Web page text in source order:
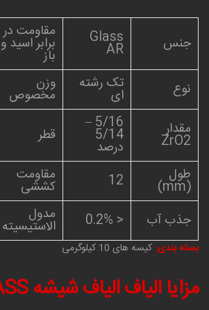
جنس Glass
AR
مقاومت در
برابر اسید و
باز
نوع تک رشته
ای
وزن
مخصوص
مقدار
ZrO2
5/16 –
5/14
درصد
قطر
طول
(mm)
12 مقاومت
کششی
جذب آب
< 0.2% مدول
الاستیسیته
بسته بندی: کیسه های 10 کیلوگرمی
مزایا الیاف الیاف شیشه AR-GLASS